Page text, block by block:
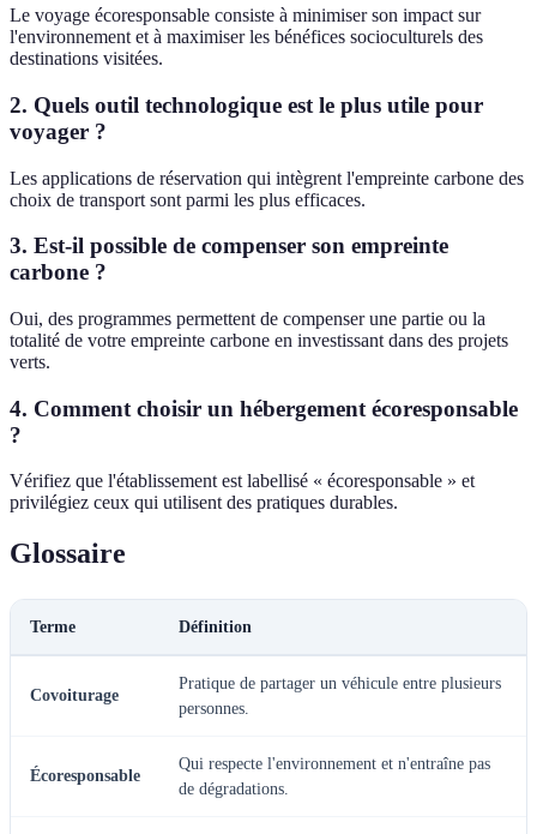
Le voyage écoresponsable consiste à minimiser son impact sur
l'environnement et à maximiser les bénéfices socioculturels des
destinations visitées.
2. Quels outil technologique est le plus utile pour
voyager ?
Les applications de réservation qui intègrent l'empreinte carbone des
choix de transport sont parmi les plus efficaces.
3. Est-il possible de compenser son empreinte
carbone ?
Oui, des programmes permettent de compenser une partie ou la
totalité de votre empreinte carbone en investissant dans des projets
verts.
4. Comment choisir un hébergement écoresponsable
?
Vérifiez que l'établissement est labellisé « écoresponsable » et
privilégiez ceux qui utilisent des pratiques durables.
Glossaire
Terme Définition
Covoiturage
Pratique de partager un véhicule entre plusieurs
personnes.
Écoresponsable
Qui respecte l'environnement et n'entraîne pas
de dégradations.